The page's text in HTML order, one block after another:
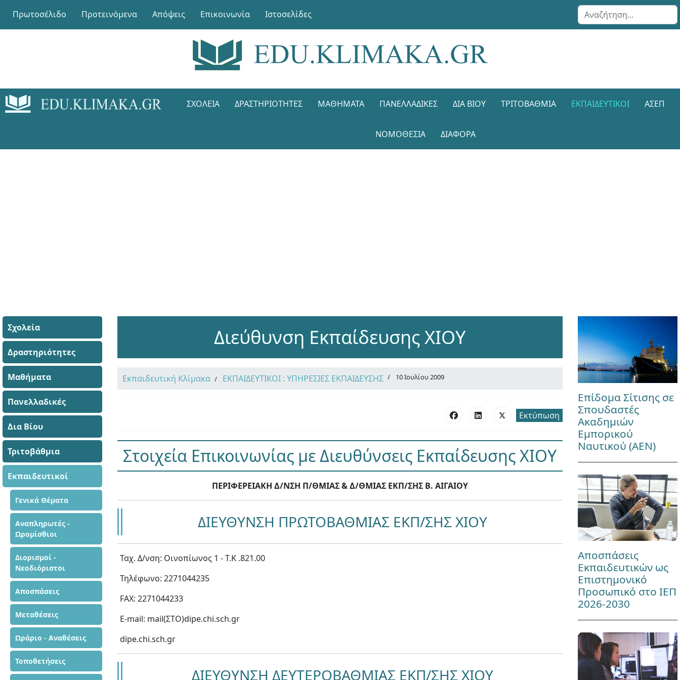
Πρωτοσέλιδο Προτεινόμενα Απόψεις Επικοινωνία Ιστοσελίδες Αναζήτηση...
ΣΧΟΛΕΊΑ ΔΡΑΣΤΗΡΙΌΤΗΤΕΣ ΜΑΘΉΜΑΤΑ ΠΑΝΕΛΛΑΔΙΚΈΣ ΔΙΑ ΒΊΟΥ ΤΡΙΤΟΒΆΘΜΙΑ ΕΚΠΑΙΔΕΥΤΙΚΟΊ ΑΣΕΠ
ΝΟΜΟΘΕΣΊΑ ΔΙΑΦΟΡΑ
Σχολεία
Δραστηριότητες
Μαθήματα
Πανελλαδικές
Δια Βίου
Τριτοβάθμια
Εκπαιδευτικοί
Γενικά Θέματα
Αναπληρωτές -
Ωρομίσθιοι
Διορισμοί -
Νεοδιόριστοι
Αποσπάσεις
Μεταθέσεις
Ωράριο - Αναθέσεις
Τοποθετήσεις
Διεύθυνση Εκπαίδευσης ΧΙΟΥ
Εκπαιδευτική Κλίμακα ΕΚΠΑΙΔΕΥΤΙΚΟΙ : ΥΠΗΡΕΣΙΕΣ ΕΚΠΑΙΔΕΥΣΗΣ 10 Ιουλίου 2009
Εκτύπωση
Στοιχεία Επικοινωνίας με Διευθύνσεις Εκπαίδευσης ΧΙΟΥ
ΠΕΡΙΦΕΡΕΙΑΚΗ Δ/ΝΣΗ Π/ΘΜΙΑΣ & Δ/ΘΜΙΑΣ ΕΚΠ/ΣΗΣ Β. ΑΙΓΑΙΟΥ
ΔΙΕΥΘΥΝΣΗ ΠΡΩΤΟΒΑΘΜΙΑΣ ΕΚΠ/ΣΗΣ ΧΙΟΥ
Ταχ. Δ/νση: Οινοπίωνος 1 - T.K .821.00
Τηλέφωνο: 2271044235
FAX: 2271044233
Ε-mail: mail(ΣΤΟ)dipe.chi.sch.gr
dipe.chi.sch.gr
ΔΙΕΥΘΥΝΣΗ ΔΕΥΤΕΡΟΒΑΘΜΙΑΣ ΕΚΠ/ΣΗΣ ΧΙΟΥ
Επίδομα Σίτισης σε
Σπουδαστές
Ακαδημιών
Εμπορικού
Ναυτικού (ΑΕΝ)
Αποσπάσεις
Εκπαιδευτικών ως
Επιστημονικό
Προσωπικό στο ΙΕΠ
2026-2030